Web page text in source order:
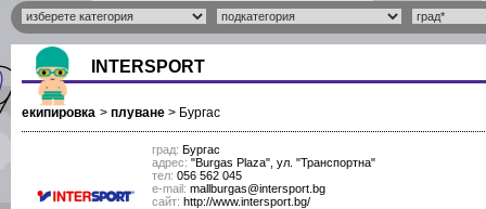
INTERSPORT
екипировка > плуване > Бургас
град: Бургас
адрес: "Burgas Plaza", ул. "Транспортна"
тел: 056 562 045
е-mail: mallburgas@intersport.bg
сайт: http://www.intersport.bg/